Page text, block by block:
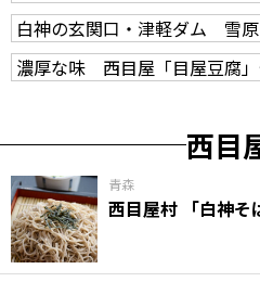
白神の玄関口・津軽ダム 雪
濃厚な味 西目屋「目屋豆腐
西目
青森
西目屋村 「白神そ